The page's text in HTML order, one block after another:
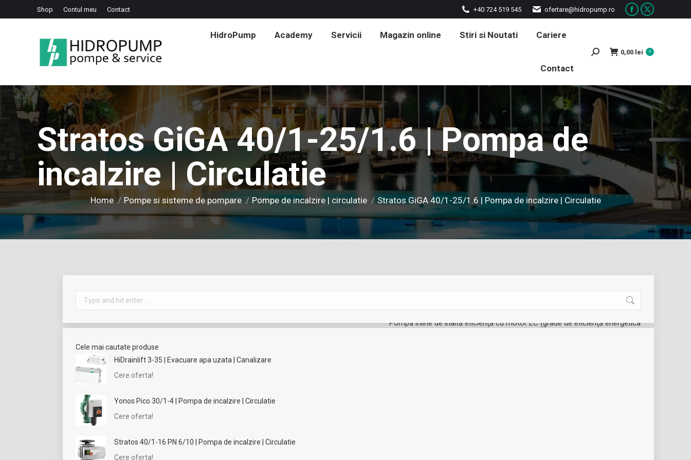
Shop Contul meu Contact +40 724 519 545 ofertare@hidropump.ro
Facebook
in
X
in
HidroPump Academy Servicii Magazin online Stiri si Noutati Cariere
Contact
Search: 0,00 lei 0
Stratos GiGA 40/1-25/1.6 | Pompa de
incalzire | Circulatie
You are here:
Home Pompe si sisteme de pompare Pompe de incalzire | circulatie Stratos GiGA 40/1-25/1.6 | Pompa de incalzire | Circulatie
Pompă inline de înaltă eficienţă cu motor EC (grade de eficienţă energetică
Search:
Cele mai cautate produse
HiDrainlift 3-35 | Evacuare apa uzata | Canalizare
Cere oferta!
Yonos Pico 30/1-4 | Pompa de incalzire | Circulatie
Cere oferta!
Stratos 40/1-16 PN 6/10 | Pompa de incalzire | Circulatie
Cere oferta!